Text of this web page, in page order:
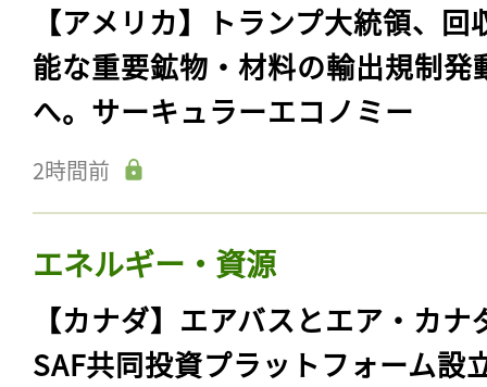
【アメリカ】トランプ大統領、回
能な重要鉱物・材料の輸出規制発
へ。サーキュラーエコノミー
2時間前
エネルギー・資源
【カナダ】エアバスとエア・カナ
SAF共同投資プラットフォーム設